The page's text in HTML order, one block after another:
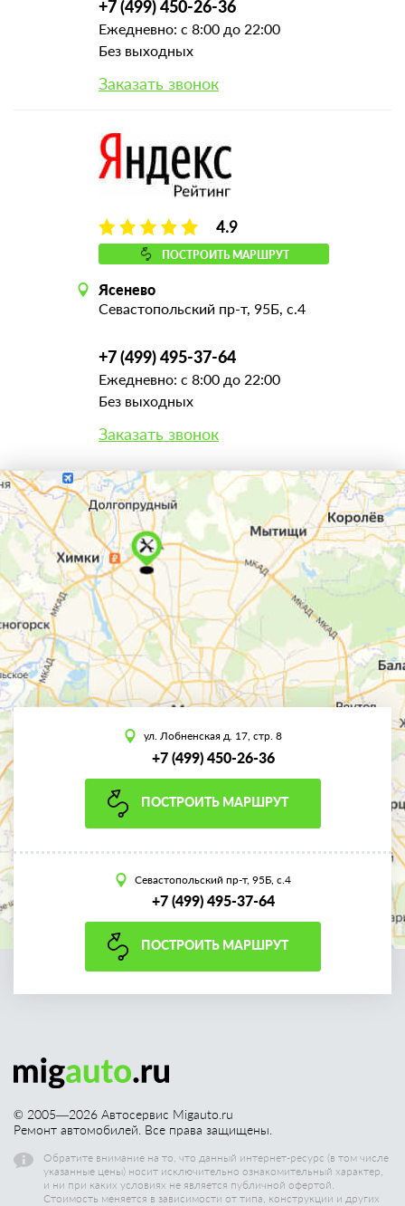
+7 (499) 450-26-36
Ежедневно: с 8:00 до 22:00
Без выходных
Заказать звонок
4.9
ПОСТРОИТЬ МАРШРУТ
Ясенево
Севастопольский пр-т, 95Б, с.4
+7 (499) 495-37-64
Ежедневно: с 8:00 до 22:00
Без выходных
Заказать звонок
ул. Лобненская д. 17, стр. 8
+7 (499) 450-26-36
ПОСТРОИТЬ МАРШРУТ
Севастопольский пр-т, 95Б, с.4
+7 (499) 495-37-64
ПОСТРОИТЬ МАРШРУТ
© 2005—2026 Автосервис Migauto.ru
Ремонт автомобилей. Все права защищены.
Обратите внимание на то, что данный интернет-ресурс (в том числе
указанные цены) носит исключительно ознакомительный характер,
и ни при каких условиях не является публичной офертой.
Стоимость меняется в зависимости от типа, конструкции и других